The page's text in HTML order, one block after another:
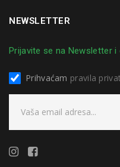
NEWSLETTER
Prijavite se na Newsletter
Prihvaćam pravila